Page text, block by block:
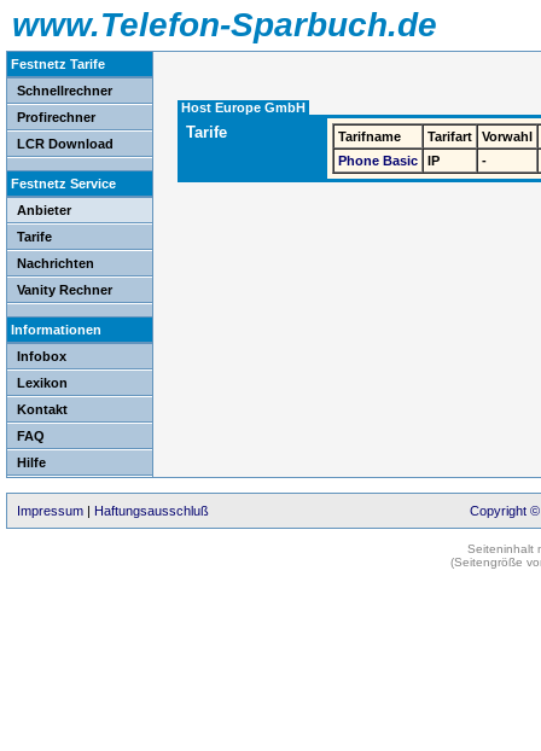
www.Telefon-Sparbuch.de
Festnetz Tarife
Schnellrechner
Profirechner
LCR Download
Festnetz Service
Anbieter
Tarife
Nachrichten
Vanity Rechner
Informationen
Infobox
Lexikon
Kontakt
FAQ
Hilfe
Host Europe GmbH
Tarife Tarifname Tarifart
Vorwahl
Phone Basic
IP -
Impressum | Haftungsausschluß Copyright ©
Seiteninhalt
(Seitengröße